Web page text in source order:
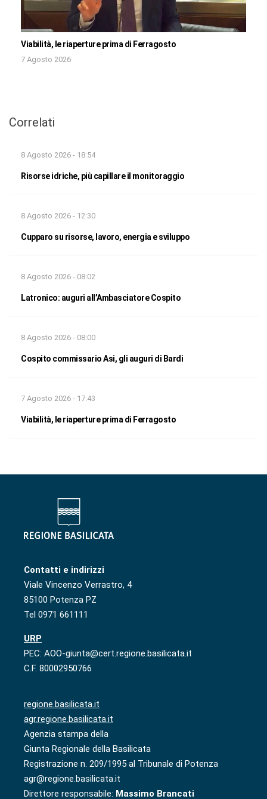
Viabilità, le riaperture prima di Ferragosto
7 Agosto 2026
Correlati
8 Agosto 2026 - 18:54
Risorse idriche, più capillare il monitoraggio
8 Agosto 2026 - 12:30
Cupparo su risorse, lavoro, energia e sviluppo
8 Agosto 2026 - 08:02
Latronico: auguri all’Ambasciatore Cospito
8 Agosto 2026 - 08:00
Cospito commissario Asi, gli auguri di Bardi
7 Agosto 2026 - 17:43
Viabilità, le riaperture prima di Ferragosto
Contatti e indirizzi
Viale Vincenzo Verrastro, 4
85100 Potenza PZ
Tel 0971 661111
URP
PEC: AOO-giunta@cert.regione.basilicata.it
C.F. 80002950766
regione.basilicata.it
agr.regione.basilicata.it
Agenzia stampa della
Giunta Regionale della Basilicata
Registrazione n. 209/1995 al Tribunale di Potenza
agr@regione.basilicata.it
Direttore responsabile: Massimo Brancati